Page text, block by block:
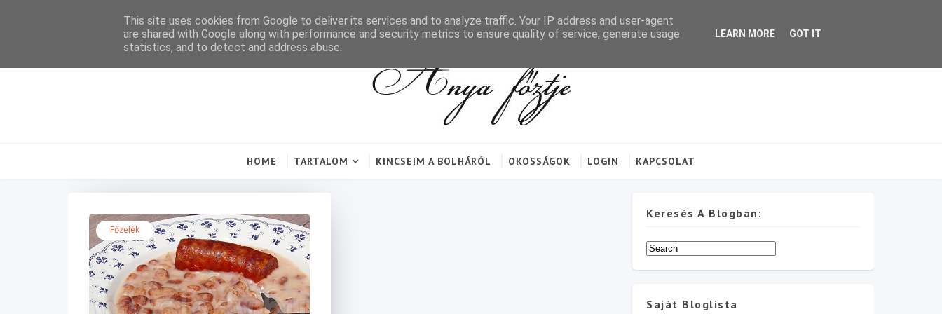
HOME TARTALOM KINCSEIM A BOLHÁRÓL OKOSSÁGOK LOGIN KAPCSOLAT
Főzelék
Keresés A Blogban:
Saját Bloglista
This site uses cookies from Google to deliver its services and to analyze traffic. Your IP address and user-agent
are shared with Google along with performance and security metrics to ensure quality of service, generate usage
statistics, and to detect and address abuse.
LEARN MORE GOT IT